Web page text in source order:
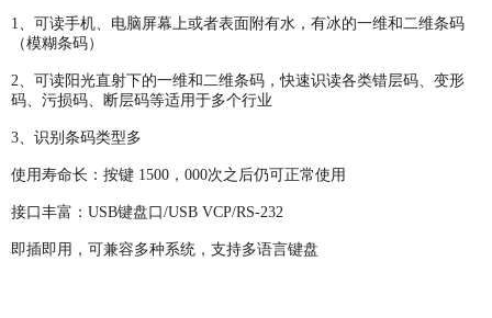
1、可读手机、电脑屏幕上或者表面附有水，有冰的一维和二维条码
（模糊条码）
2、可读阳光直射下的一维和二维条码，快速识读各类错层码、变形
码、污损码、断层码等适用于多个行业
3、识别条码类型多
使用寿命长：按键 1500，000次之后仍可正常使用
接口丰富：USB键盘口/USB VCP/RS-232
即插即用，可兼容多种系统，支持多语言键盘